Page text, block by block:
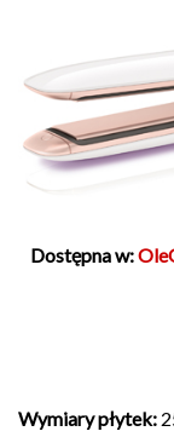
Dostępna w:
Wymiary płytek: